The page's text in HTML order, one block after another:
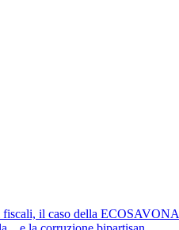
fiscali, il caso della ECOSAVONA